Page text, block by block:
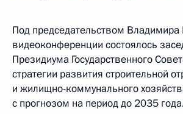
Под председательством
видеоконференции состоялось
Президиума Государственного
стратегии развития строительной
и жилищно-коммунального
с прогнозом на период до 2035